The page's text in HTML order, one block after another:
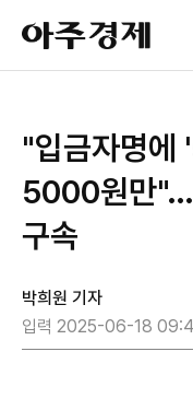
아
주
경
"입금자명에
5000원만"…
구속
박희원 기자
입력 2025-06-18